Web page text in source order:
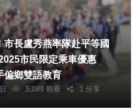
長盧秀燕率隊赴平等國
偏鄉雙語教育
5,089 觀看 1 分享